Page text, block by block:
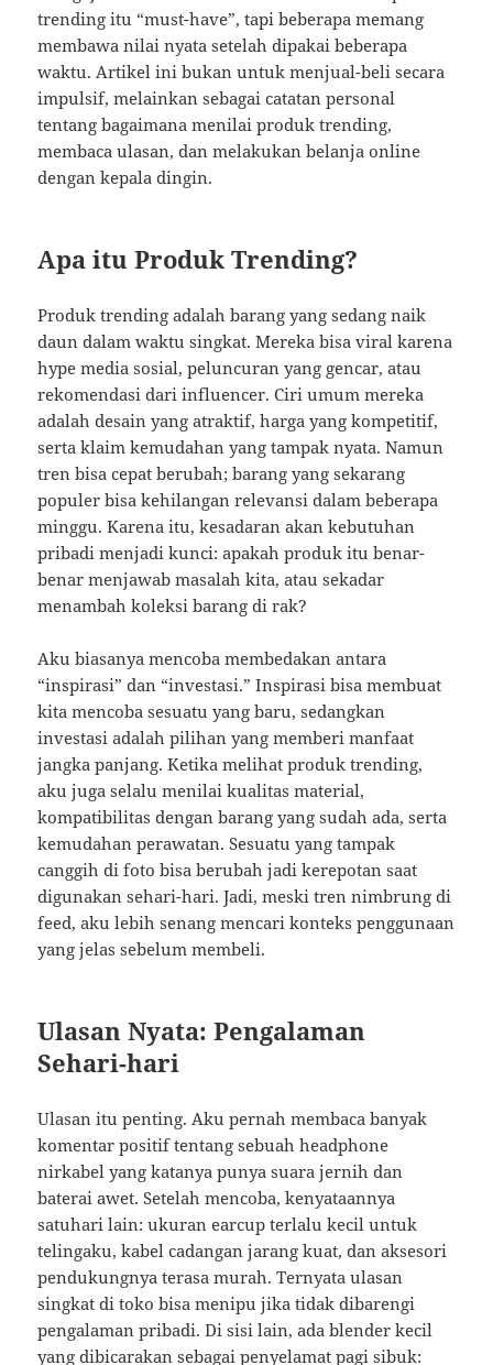
trending itu “must-have”, tapi beberapa memang
membawa nilai nyata setelah dipakai beberapa
waktu. Artikel ini bukan untuk menjual-beli secara
impulsif, melainkan sebagai catatan personal
tentang bagaimana menilai produk trending,
membaca ulasan, dan melakukan belanja online
dengan kepala dingin.
Apa itu Produk Trending?
Produk trending adalah barang yang sedang naik
daun dalam waktu singkat. Mereka bisa viral karena
hype media sosial, peluncuran yang gencar, atau
rekomendasi dari influencer. Ciri umum mereka
adalah desain yang atraktif, harga yang kompetitif,
serta klaim kemudahan yang tampak nyata. Namun
tren bisa cepat berubah; barang yang sekarang
populer bisa kehilangan relevansi dalam beberapa
minggu. Karena itu, kesadaran akan kebutuhan
pribadi menjadi kunci: apakah produk itu benar-
benar menjawab masalah kita, atau sekadar
menambah koleksi barang di rak?
Aku biasanya mencoba membedakan antara
“inspirasi” dan “investasi.” Inspirasi bisa membuat
kita mencoba sesuatu yang baru, sedangkan
investasi adalah pilihan yang memberi manfaat
jangka panjang. Ketika melihat produk trending,
aku juga selalu menilai kualitas material,
kompatibilitas dengan barang yang sudah ada, serta
kemudahan perawatan. Sesuatu yang tampak
canggih di foto bisa berubah jadi kerepotan saat
digunakan sehari-hari. Jadi, meski tren nimbrung di
feed, aku lebih senang mencari konteks penggunaan
yang jelas sebelum membeli.
Ulasan Nyata: Pengalaman
Sehari-hari
Ulasan itu penting. Aku pernah membaca banyak
komentar positif tentang sebuah headphone
nirkabel yang katanya punya suara jernih dan
baterai awet. Setelah mencoba, kenyataannya
satuhari lain: ukuran earcup terlalu kecil untuk
telingaku, kabel cadangan jarang kuat, dan aksesori
pendukungnya terasa murah. Ternyata ulasan
singkat di toko bisa menipu jika tidak dibarengi
pengalaman pribadi. Di sisi lain, ada blender kecil
yang dibicarakan sebagai penyelamat pagi sibuk: